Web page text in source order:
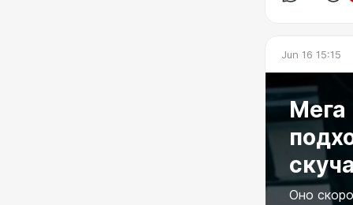
Jun 16 15:15
Мега
Оно скоро